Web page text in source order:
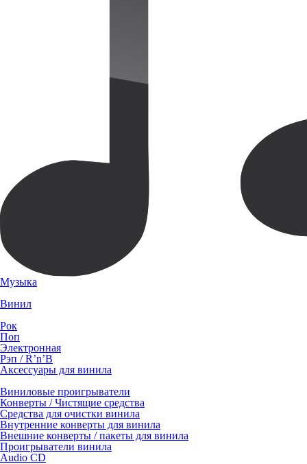
Музыка
Винил
Рок
Поп
Электронная
Рэп / R’n’B
Аксессуары для винила
Виниловые проигрыватели
Конверты / Чистящие средства
Средства для очистки винила
Внутренние конверты для винила
Внешние конверты / пакеты для винила
Проигрыватели винила
Audio CD